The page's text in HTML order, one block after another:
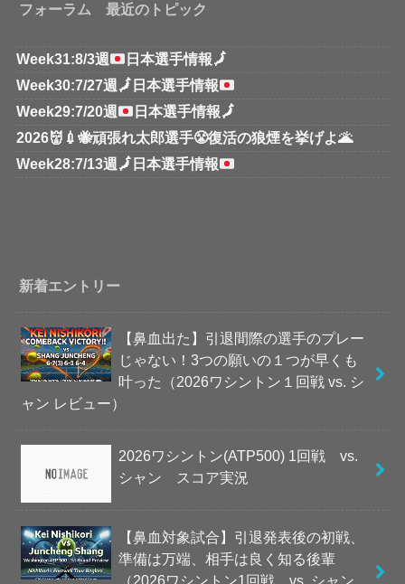
フォーラム 最近のトピック
Week31:8/3週 日本選手情報🗾
Week30:7/27週 🗾 日本選手情報
Week29:7/20週
日本選手情報🗾
2026👹💉🐝頑張れ太郎選手😤復活の狼煙を挙げよ🌋
Week28:7/13週 🗾 日本選手情報
新着エントリー
【鼻血出た】引退間際の選手のプレー
じゃない！3つの願いの１つが早くも
叶った（2026ワシントン１回戦 vs. シ
ャン レビュー）
2026ワシントン(ATP500) 1回戦 vs.
シャン スコア実況
【鼻血対象試合】引退発表後の初戦、
準備は万端、相手は良く知る後輩
（2026ワシントン1回戦 vs. シャン